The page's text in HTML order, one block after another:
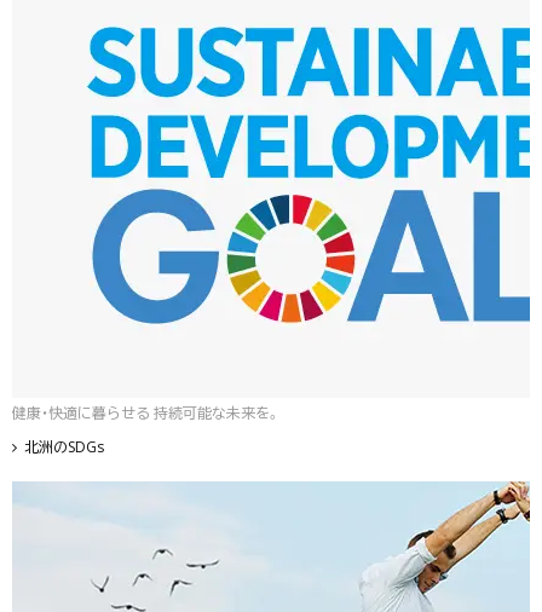
健康・快適に暮らせる 持続可能な未来を。
北洲のSDGs